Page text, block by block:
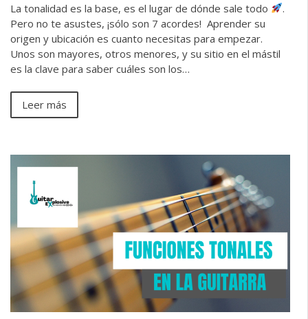
La tonalidad es la base, es el lugar de dónde sale todo
.
Pero no te asustes, ¡sólo son 7 acordes! Aprender su
origen y ubicación es cuanto necesitas para empezar.
Unos son mayores, otros menores, y su sitio en el mástil
es la clave para saber cuáles son los…
Leer más